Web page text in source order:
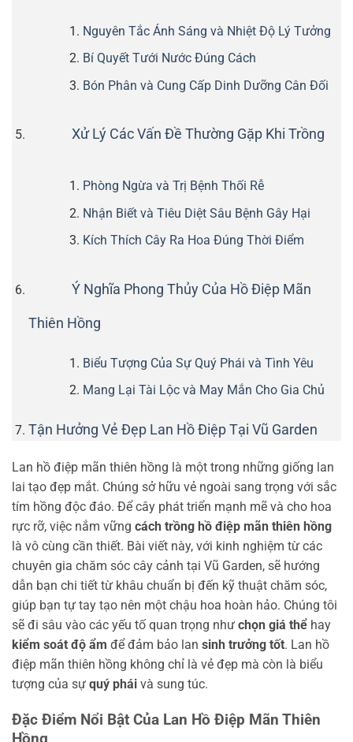
Nguyên Tắc Ánh Sáng và Nhiệt Độ Lý Tưởng
Bí Quyết Tưới Nước Đúng Cách
Bón Phân và Cung Cấp Dinh Dưỡng Cân Đối
Xử Lý Các Vấn Đề Thường Gặp Khi Trồng
Phòng Ngừa và Trị Bệnh Thối Rễ
Nhận Biết và Tiêu Diệt Sâu Bệnh Gây Hại
Kích Thích Cây Ra Hoa Đúng Thời Điểm
Ý Nghĩa Phong Thủy Của Hồ Điệp Mãn
Thiên Hồng
Biểu Tượng Của Sự Quý Phái và Tình Yêu
Mang Lại Tài Lộc và May Mắn Cho Gia Chủ
Tận Hưởng Vẻ Đẹp Lan Hồ Điệp Tại Vũ Garden
Lan hồ điệp mãn thiên hồng là một trong những giống lan
lai tạo đẹp mắt. Chúng sở hữu vẻ ngoài sang trọng với sắc
tím hồng độc đáo. Để cây phát triển mạnh mẽ và cho hoa
rực rỡ, việc nắm vững cách trồng hồ điệp mãn thiên hồng
là vô cùng cần thiết. Bài viết này, với kinh nghiệm từ các
chuyên gia chăm sóc cây cảnh tại Vũ Garden, sẽ hướng
dẫn bạn chi tiết từ khâu chuẩn bị đến kỹ thuật chăm sóc,
giúp bạn tự tay tạo nên một chậu hoa hoàn hảo. Chúng tôi
sẽ đi sâu vào các yếu tố quan trọng như chọn giá thể hay
kiểm soát độ ẩm để đảm bảo lan sinh trưởng tốt. Lan hồ
điệp mãn thiên hồng không chỉ là vẻ đẹp mà còn là biểu
tượng của sự quý phái và sung túc.
Đặc Điểm Nổi Bật Của Lan Hồ Điệp Mãn Thiên
Hồng